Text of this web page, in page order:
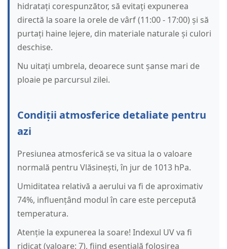
hidratați corespunzător, să evitați expunerea
directă la soare la orele de vârf (11:00 - 17:00) și să
purtați haine lejere, din materiale naturale și culori
deschise.
Nu uitați umbrela, deoarece sunt șanse mari de
ploaie pe parcursul zilei.
Condiții atmosferice detaliate pentru
azi
Presiunea atmosferică se va situa la o valoare
normală pentru Vlăsinești, în jur de 1013 hPa.
Umiditatea relativă a aerului va fi de aproximativ
74%, influențând modul în care este percepută
temperatura.
Atenție la expunerea la soare! Indexul UV va fi
ridicat (valoare: 7), fiind esențială folosirea